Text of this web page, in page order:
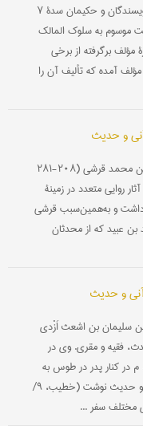
اِبْنِ‌اَبی‌الرَّبیع، شهاب‌الدین احمد بن محمد، از نویسندگان و حکیمان سدۀ ۷
موسوم به سلوک المالک
مؤلف برگرفته از برخی
آمده که تألیف آن را
و حدیث
اِبْنِ‌اَبی‌الدُّنْیا (جایگزین مقالۀ دبا)، ابوبکر عبدالله بن محمد قرشی (۲۰۸-۲۸۱
آثار روایی متعدد در زمینۀ
داشت و به‌همین‌سبب قرشی
پدرش محمد بن عبید که از محدثان
و حدیث
بن سلیمان بن اشعث اَزْدی
ق/ ۸۴۵- ۹۲۸ م)، محدث، فقیه و مقری. وی در
سیستان زاده شد و نخستین‌بار در ۲۴۱ ق/ ۸۵۵ م در کنار پدر در طوس به
مجلس حدیث محمد بن اسلم طوسی نشست و حدیث نوشت (خطیب، ۹/